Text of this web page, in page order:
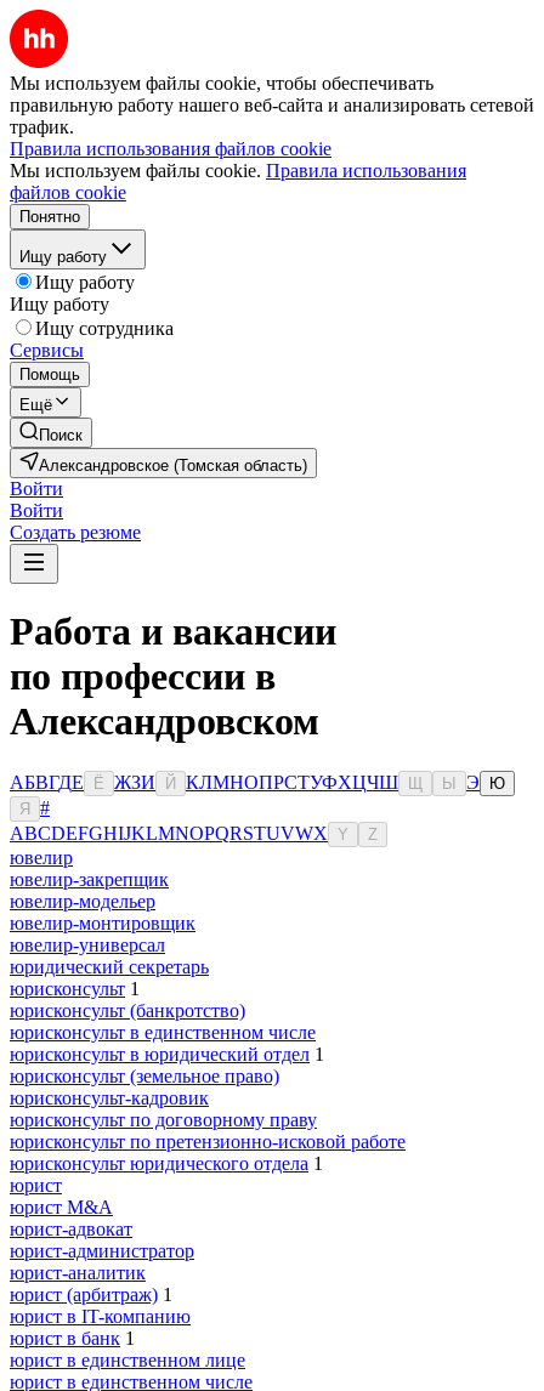
Мы используем файлы cookie, чтобы обеспечивать
правильную работу нашего веб-сайта и анализировать сетевой
трафик.
Правила использования файлов cookie
Мы используем файлы cookie. Правила использования
файлов cookie
Понятно
Ищу работу
Ищу работу
Ищу работу
Ищу сотрудника
Сервисы
Помощь
Ещё
Поиск
Александровское (Томская область)
Войти
Войти
Создать резюме
Работа и вакансии
по профессии в
Александровском
АБВГДЕ Ё ЖЗИ Й КЛМНОПРСТУФХЦЧШ Ы Э
Ю
Я
#
ABCDEFGHIJKLMNOPQRSTUVWX Y Z
ювелир
ювелир-закрепщик
ювелир-модельер
ювелир-монтировщик
ювелир-универсал
юридический секретарь
юрисконсульт 1
юрисконсульт (банкротство)
юрисконсульт в единственном числе
юрисконсульт в юридический отдел 1
юрисконсульт (земельное право)
юрисконсульт-кадровик
юрисконсульт по договорному праву
юрисконсульт по претензионно-исковой работе
юрисконсульт юридического отдела 1
юрист
юрист M&A
юрист-адвокат
юрист-администратор
юрист-аналитик
юрист (арбитраж) 1
юрист в IT-компанию
юрист в банк 1
юрист в единственном лице
юрист в единственном числе